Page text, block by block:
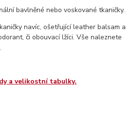
bavlněné nebo voskované tkaničky.
navíc, ošetřující leather balsam a
či obouvací lžíci. Vše naleznete
.
a velikostní tabulky.